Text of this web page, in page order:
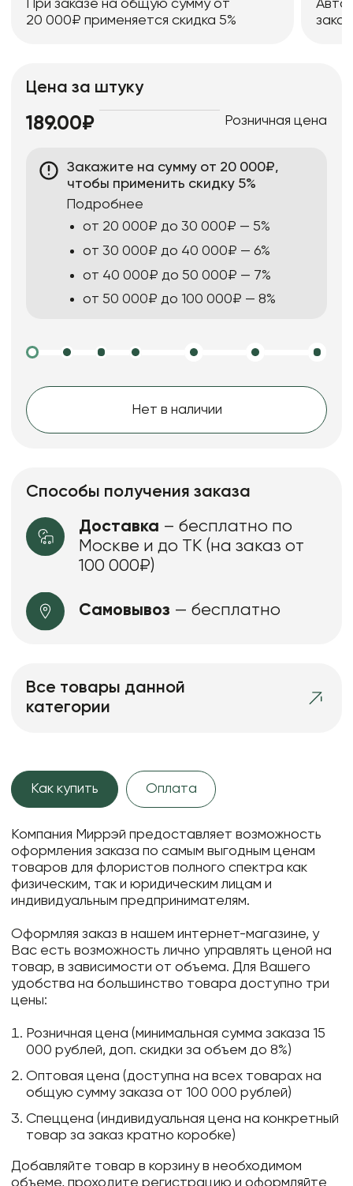
При заказе на общую сумму от
20 000₽ применяется скидка 5%
Цена за штуку
189.00₽ Розничная цена
Закажите на сумму от 20 000₽,
чтобы применить скидку 5%
Подробнее
от 20 000₽ до 30 000₽ — 5%
от 30 000₽ до 40 000₽ — 6%
от 40 000₽ до 50 000₽ — 7%
от 50 000₽ до 100 000₽ — 8%
Нет в наличии
Способы получения заказа
Доставка – бесплатно по
Москве и до ТК (на заказ от
100 000₽)
Самовывоз — бесплатно
Все товары данной
категории
Как купить Оплата
Компания Миррэй предоставляет возможность
оформления заказа по самым выгодным ценам
товаров для флористов полного спектра как
физическим, так и юридическим лицам и
индивидуальным предпринимателям.
Оформляя заказ в нашем интернет-магазине, у
Вас есть возможность лично управлять ценой на
товар, в зависимости от объема. Для Вашего
удобства на большинство товара доступно три
цены:
Розничная цена (минимальная сумма заказа 15
000 рублей, доп. скидки за объем до 8%)
Оптовая цена (доступна на всех товарах на
общую сумму заказа от 100 000 рублей)
Спеццена (индивидуальная цена на конкретный
товар за заказ кратно коробке)
Добавляйте товар в корзину в необходимом
объеме, проходите регистрацию и оформляйте